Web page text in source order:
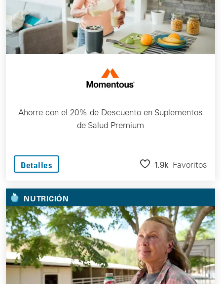
Ahorre con el 20% de Descuento en Suplementos
de Salud Premium
Detalles 1.9k Favoritos
NUTRICIÓN